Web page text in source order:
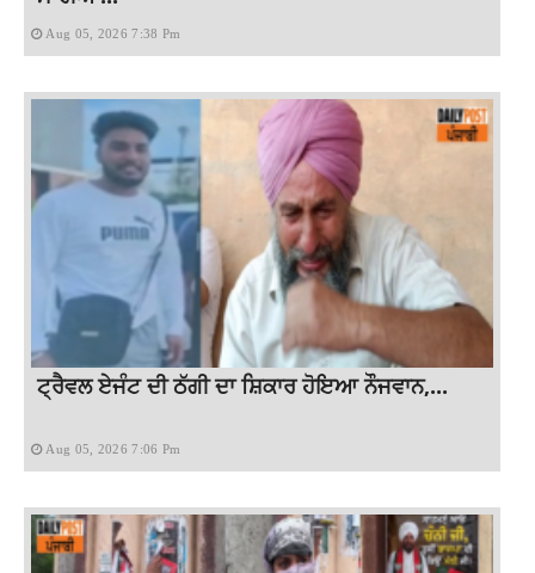
Aug 05, 2026 7:38 Pm
ਟ੍ਰੈਵਲ ਏਜੰਟ ਦੀ ਠੱਗੀ ਦਾ ਸ਼ਿਕਾਰ ਹੋਇਆ ਨੌਜਵਾਨ,...
Aug 05, 2026 7:06 Pm